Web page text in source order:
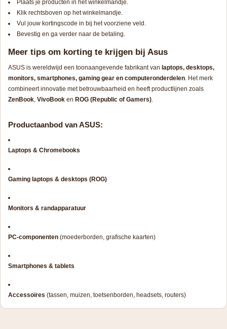
Plaats je producten in het winkelmandje.
Klik rechtsboven op het winkelmandje.
Vul jouw kortingscode in bij het voorziene veld.
Bevestig en ga verder naar de betaling.
Meer tips om korting te krijgen bij Asus
ASUS is wereldwijd een toonaangevende fabrikant van laptops, desktops,
monitors, smartphones, gaming gear en computeronderdelen. Het merk
combineert innovatie met betrouwbaarheid en heeft productlijnen zoals
ZenBook, VivoBook en ROG (Republic of Gamers).
Productaanbod van ASUS:
Laptops & Chromebooks
Gaming laptops & desktops (ROG)
Monitors & randapparatuur
PC-componenten (moederborden, grafische kaarten)
Smartphones & tablets
Accessoires (tassen, muizen, toetsenborden, headsets, routers)